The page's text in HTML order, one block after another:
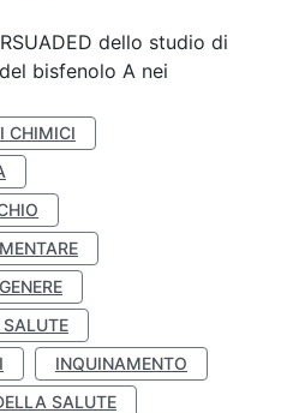
dello studio di
bisfenolo A nei
CHIMICI
INQUINAMENTO
SALUTE